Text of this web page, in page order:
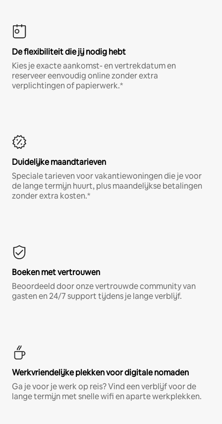
De flexibiliteit die jij nodig hebt
Kies je exacte aankomst- en vertrekdatum en
reserveer eenvoudig online zonder extra
verplichtingen of papierwerk.*
Duidelijke maandtarieven
Speciale tarieven voor vakantiewoningen die je voor
de lange termijn huurt, plus maandelijkse betalingen
zonder extra kosten.*
Boeken met vertrouwen
Beoordeeld door onze vertrouwde community van
gasten en 24/7 support tijdens je lange verblijf.
Werkvriendelijke plekken voor digitale nomaden
Ga je voor je werk op reis? Vind een verblijf voor de
lange termijn met snelle wifi en aparte werkplekken.